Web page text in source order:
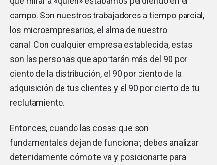
campo. Son nuestros trabajadores a tiempo parcial,
los microempresarios, el alma de nuestro
canal. Con cualquier empresa establecida, estas
son las personas que aportarán más del 90 por
ciento de la distribución, el 90 por ciento de la
adquisición de tus clientes y el 90 por ciento de tu
reclutamiento.
Entonces, cuando las cosas que son
fundamentales dejan de funcionar, debes analizar
detenidamente cómo te va y posicionarte para